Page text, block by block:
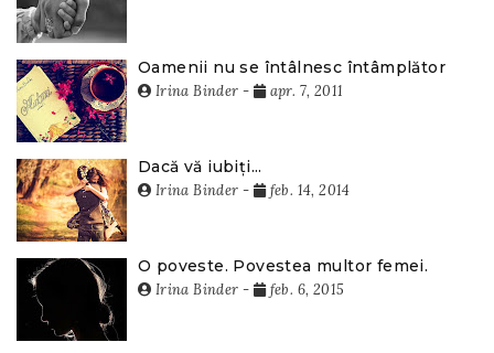
Oamenii nu se întâlnesc întâmplător
Irina Binder - apr. 7, 2011
Dacă vă iubiți...
Irina Binder - feb. 14, 2014
O poveste. Povestea multor femei.
Irina Binder - feb. 6, 2015